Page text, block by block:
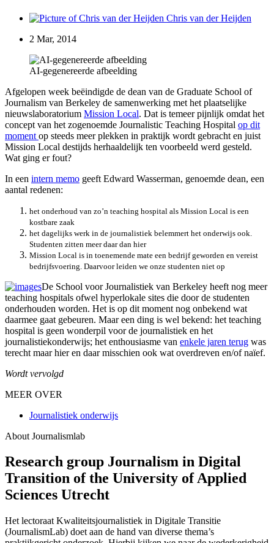
Chris van der Heijden
2 Mar, 2014
AI-gegenereerde afbeelding
Afgelopen week beëindigde de dean van de Graduate School of
Journalism van Berkeley de samenwerking met het plaatselijke
nieuwslaboratorium Mission Local. Dat is temeer pijnlijk omdat het
concept van het zogenoemde Journalistic Teaching Hospital op dit
moment op steeds meer plekken in praktijk wordt gebracht en juist
Mission Local destijds herhaaldelijk ten voorbeeld werd gesteld.
Wat ging er fout?
In een intern memo geeft Edward Wasserman, genoemde dean, een
aantal redenen:
het onderhoud van zo’n teaching hospital als Mission Local is een
kostbare zaak
het dagelijks werk in de journalistiek belemmert het onderwijs ook.
Studenten zitten meer daar dan hier
Mission Local is in toenemende mate een bedrijf geworden en vereist
bedrijfsvoering. Daarvoor leiden we onze studenten niet op
De School voor Journalistiek van Berkeley heeft nog meer
teaching hospitals ofwel hyperlokale sites die door de studenten
onderhouden worden. Het is op dit moment nog onbekend wat
daarmee gaat gebeuren. Maar een ding is wel bekend: het teaching
hospital is geen wonderpil voor de journalistiek en het
journalistiekonderwijs; het enthousiasme van enkele jaren terug was
terecht maar hier en daar misschien ook wat overdreven en/of naïef.
Wordt vervolgd
MEER OVER
Journalistiek onderwijs
About Journalismlab
Research group Journalism in Digital
Transition of the University of Applied
Sciences Utrecht
Het lectoraat Kwaliteitsjournalistiek in Digitale Transitie
(JournalismLab) doet aan de hand van diverse thema’s